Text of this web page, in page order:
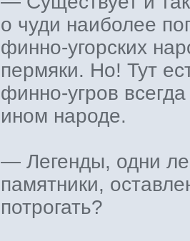
о чуди наиболее
финно-угорских
пермяки. Но! Тут
финно-угров
ином народе.
— Легенды, одни
памятники,
потрогать?